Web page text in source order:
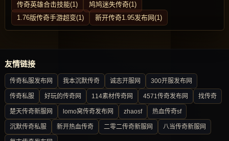
传奇英雄合击技能(1)
鸠鸠迷失传奇(1)
1.76版传奇手游超变(1)
新开传奇1.95发布网(1)
友情链接
传奇私服发布网 我本沉默传奇 诚志开服网 300开服发布网
传奇私服 好玩的传奇网 114素材传奇网 4571传奇发布网 找传奇
楚天传奇新服网 lomo窝传奇发布网 zhaosf 热血传奇sf
沉默传奇私服 新开热血传奇 二零二传奇新服网 八当传奇新服网